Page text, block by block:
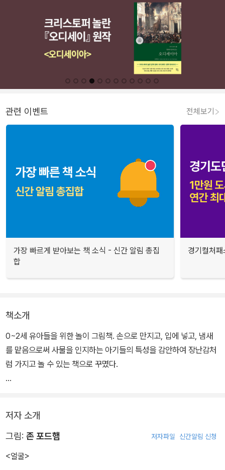
관련 이벤트 전체보기
가장 빠르게 받아보는 책 소식 - 신간 알림 총집
합
경기컬처
책소개
0~2세 유아들을 위한 놀이 그림책. 손으로 만지고, 입에 넣고, 냄새
를 맡음으로써 사물을 인지하는 아기들의 특성을 감안하여 장난감처
럼 가지고 놀 수 있는 책으로 꾸몄다.
구 안전 기준인 EN71을 통과하고 CE마크(유럽연합품질인증마크)
를 획득했다.
이 책의 특징은 더 있다. 깨질 염려가 없는 특수한 재료의 거울을 표지
저자 소개
그림: 존 포드햄 저자파일 신간알림 신청
<얼굴>